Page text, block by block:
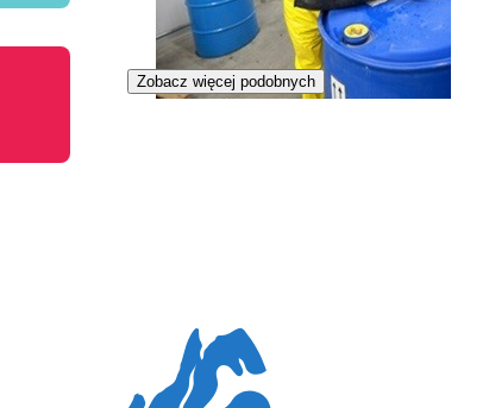
Zobacz więcej podobnych